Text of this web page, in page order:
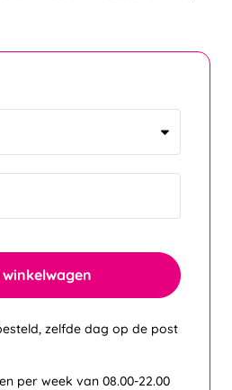
winkelwagen
zelfde dag op de post
per week van 08.00-22.00